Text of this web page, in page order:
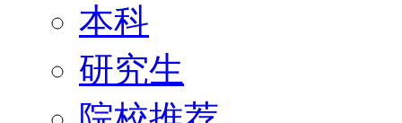
本科
研究生